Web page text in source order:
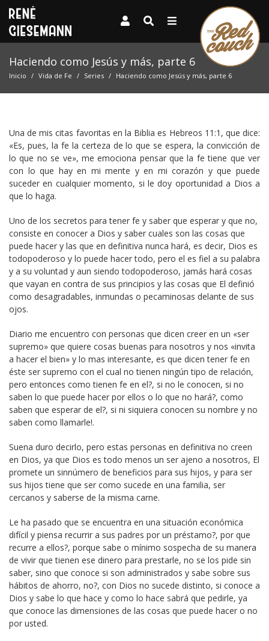
Haciendo como Jesús y más, parte 6
Inicio Vida de Fe Series Haciendo como Jesús y más, parte 6
Una de mis citas favoritas en la Biblia es Hebreos 11:1, que dice:
«Es, pues, la fe la certeza de lo que se espera, la convicción de
lo que no se ve», me emociona pensar que la fe tiene que ver
con lo que hay en mi mente y en mi corazón y que puede
suceder en cualquier momento, si le doy oportunidad a Dios a
que lo haga.
Uno de los secretos para tener fe y saber que esperar y que no,
consiste en conocer a Dios y saber cuales son las cosas que
puede hacer y las que en definitiva nunca hará, es decir, Dios es
todopoderoso y lo puede hacer todo, pero el es fiel a su palabra
y a su voluntad y aun siendo todopoderoso, jamás hará cosas
que vayan en contra de sus principios y las cosas que El definió
como desagradables, inmundas o pecaminosas delante de sus
ojos.
Diario me encuentro con personas que dicen creer en un «ser
supremo» que quiere cosas buenas para nosotros y nos «invita
a hacer el bien» y lo mas interesante, es que dicen tener fe en
éste ser supremo con el cual no tienen ningún tipo de relación,
pero entonces como tienen fe en el?, si no le conocen, si no
saben lo que puede hacer por ellos o lo que no hará?, como
saben que esperar de el?, si ni siquiera conocen su nombre y no
saben como llamarle!.
Suena duro decirlo, pero estas personas en definitiva no creen
en Dios, ya que Dios es todo menos un ser ajeno a nosotros, El
promete un sinnúmero de beneficios para sus hijos, y para ser
sus hijos tiene que ser como sucede en una familia, ser
cercanos y saberse de la misma carne.
Le ha pasado que se encuentra en una situación económica
difícil y piensa recurrir a sus padres por un préstamo?, por que
recurre a ellos?, porque sabe o mínimo sospecha de su manera
de vivir que tienen ese dinero para prestarle, no se los pide sin
saber, sino que conoce si son administrados y sabe sobre sus
hábitos de ahorro, no?, con Dios no sucede distinto, si conoce a
Dios y sabe lo que hace y como lo hace sabrá que pedirle, ya
que conoce las dimensiones de las cosas que puede hacer o no
por usted.